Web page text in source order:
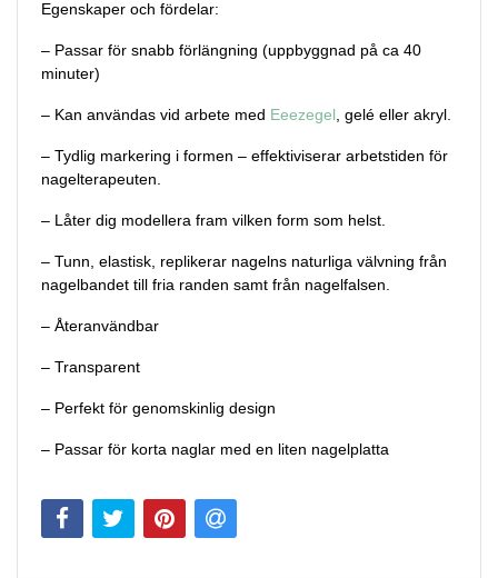
Egenskaper och fördelar:
– Passar för snabb förlängning (uppbyggnad på ca 40
minuter)
– Kan användas vid arbete med Eeezegel , gelé eller akryl.
– Tydlig markering i formen – effektiviserar arbetstiden för
nagelterapeuten.
– Låter dig modellera fram vilken form som helst.
– Tunn, elastisk, replikerar nagelns naturliga välvning från
nagelbandet till fria randen samt från nagelfalsen.
– Återanvändbar
– Transparent
– Perfekt för genomskinlig design
– Passar för korta naglar med en liten nagelplatta